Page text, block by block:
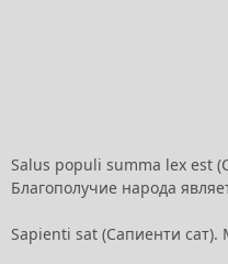
Salus populi summa lex est
Благополучие народа
Sapienti sat (Сапиенти сат).